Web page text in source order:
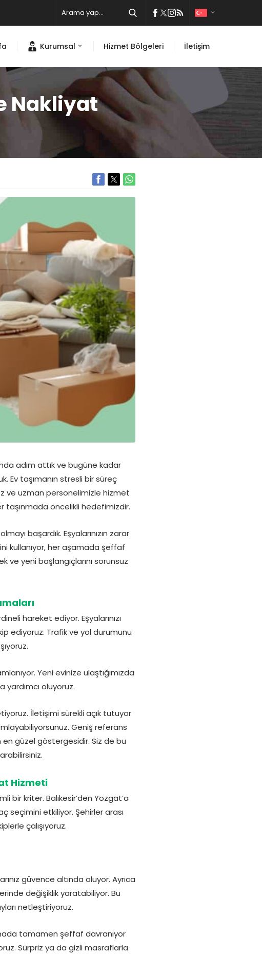
Kurumsal Hizmet Bölgeleri İletişim
Nakliyat
adım attık ve bugüne kadar
Ev taşımanın stresli bir süreç
ve uzman personelimizle hizmet
taşınmada öncelikli hedefimizdir.
başardık. Eşyalarınızın zarar
kullanıyor, her aşamada şeffaf
ve yeni başlangıçlarını sorunsuz
hareket ediyor. Eşyalarınızı
ediyoruz. Trafik ve yol durumunu
Yeni evinize ulaştığımızda
yardımcı oluyoruz.
İletişimi sürekli açık tutuyor
Geniş referans
en güzel göstergesidir. Siz de bu
Hizmeti
bir kriter. Balıkesir’den Yozgat’a
seçimini etkiliyor. Şehirler arası
çalışıyoruz.
güvence altında oluyor. Ayrıca
değişiklik yaratabiliyor. Bu
netleştiriyoruz.
tamamen şeffaf davranıyor
Sürpriz ya da gizli masraflarla